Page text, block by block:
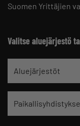
Suomen Yrittäjien
Valitse aluejärjestö
Aluejärjestöt